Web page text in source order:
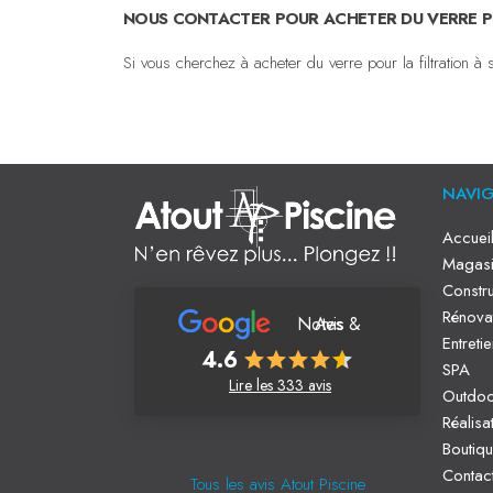
NOUS CONTACTER POUR ACHETER DU VERRE
Si vous cherchez à acheter du verre pour la filtration
Notes & Avis
4.6
Lire les 333 avis
Tous les avis Atout Piscine
Accueil
SPA